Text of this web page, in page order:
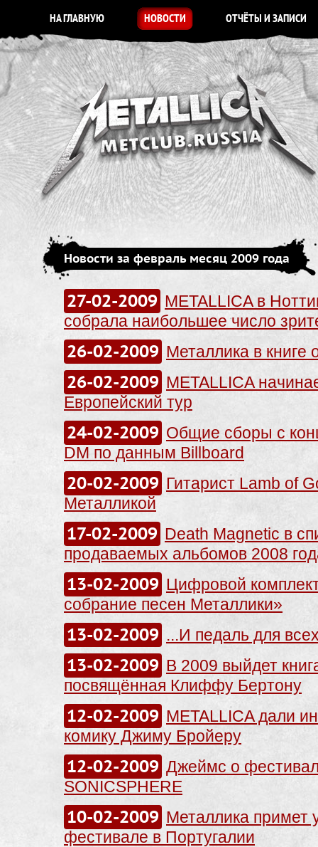
НА ГЛАВНУЮ НОВОСТИ ОТЧЁТЫ И ЗАПИСИ
Новости за февраль месяц 2009 года
27-02-2009 METALLICA в
собрала наибольшее число
26-02-2009 Металлика в книге
26-02-2009 METALLICA
Европейский тур
24-02-2009 Общие сборы с
DM по данным Billboard
20-02-2009 Гитарист Lamb of
Металликой
17-02-2009 Death Magnetic в
продаваемых альбомов 2008
13-02-2009 Цифровой
собрание песен Металлики»
13-02-2009 ...И педаль для
13-02-2009 В 2009 выйдет
посвящённая Клиффу Бертону
12-02-2009 METALLICA дали
комику Джиму Бройеру
12-02-2009 Джеймс о
SONICSPHERE
10-02-2009 Металлика примет
фестивале в Португалии